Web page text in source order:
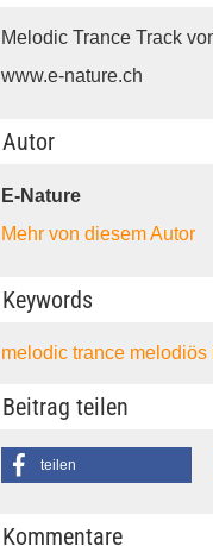
Melodic Trance Track
www.e-nature.ch
Autor
E-Nature
Mehr von diesem Autor
Keywords
melodictrance melodiös
Beitrag teilen
teilen
Kommentare